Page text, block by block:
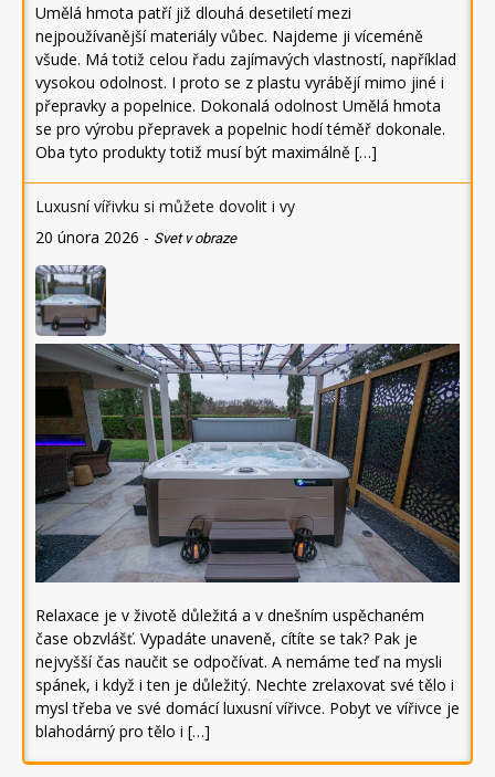
Umělá hmota patří již dlouhá desetiletí mezi
nejpoužívanější materiály vůbec. Najdeme ji víceméně
všude. Má totiž celou řadu zajímavých vlastností, například
vysokou odolnost. I proto se z plastu vyrábějí mimo jiné i
přepravky a popelnice. Dokonalá odolnost Umělá hmota
se pro výrobu přepravek a popelnic hodí téměř dokonale.
Oba tyto produkty totiž musí být maximálně […]
Luxusní vířivku si můžete dovolit i vy
20 února 2026 - Svet v obraze
Relaxace je v životě důležitá a v dnešním uspěchaném
čase obzvlášť. Vypadáte unaveně, cítíte se tak? Pak je
nejvyšší čas naučit se odpočívat. A nemáme teď na mysli
spánek, i když i ten je důležitý. Nechte zrelaxovat své tělo i
mysl třeba ve své domácí luxusní vířivce. Pobyt ve vířivce je
blahodárný pro tělo i […]